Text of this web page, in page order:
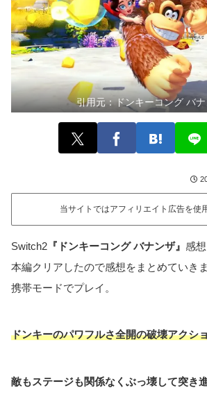
引用元：ドンキーコング バ
当サイトではアフィリエイト広告を使
Switch2 『ドンキーコング バナンザ』 感
本編クリアしたので感想をまとめていき
携帯モードでプレイ。
ドンキーのパワフルさ全開の破壊アクシ
敵もステージも関係なくぶっ壊して突き